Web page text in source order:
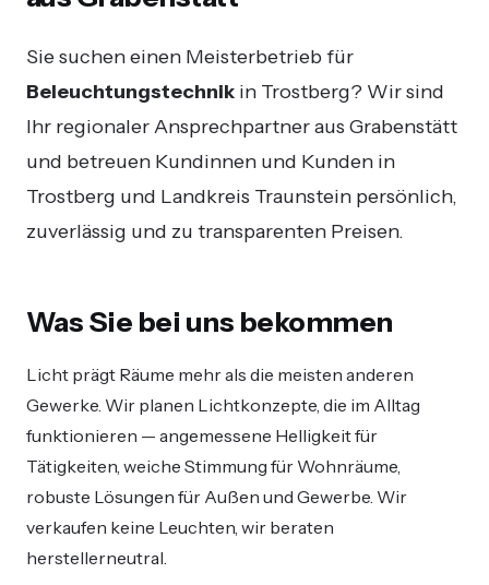
Sie suchen einen Meisterbetrieb für
Beleuchtungstechnik in Trostberg? Wir sind
Ihr regionaler Ansprechpartner aus Grabenstätt
und betreuen Kundinnen und Kunden in
Trostberg und Landkreis Traunstein persönlich,
zuverlässig und zu transparenten Preisen.
Was Sie bei uns bekommen
Licht prägt Räume mehr als die meisten anderen
Gewerke. Wir planen Lichtkonzepte, die im Alltag
funktionieren — angemessene Helligkeit für
Tätigkeiten, weiche Stimmung für Wohnräume,
robuste Lösungen für Außen und Gewerbe. Wir
verkaufen keine Leuchten, wir beraten
herstellerneutral.